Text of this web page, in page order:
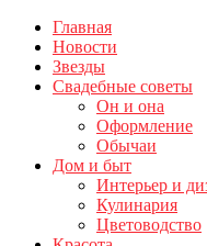
Главная
Новости
Звезды
Свадебные советы
Он и она
Оформление
Обычаи
Дом и быт
Интерьер и
Кулинария
Цветоводство